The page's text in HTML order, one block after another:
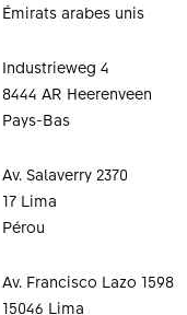
Émirats arabes unis
Industrieweg 4
8444 AR Heerenveen
Pays-Bas
Av. Salaverry 2370
17 Lima
Pérou
Av. Francisco Lazo 1598
15046 Lima